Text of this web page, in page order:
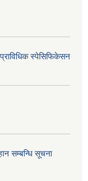
स्पेसिफिकेसन
सम्बन्धि सूचना